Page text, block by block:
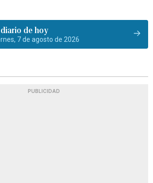
de hoy
7 de agosto de 2026
PUBLICIDAD